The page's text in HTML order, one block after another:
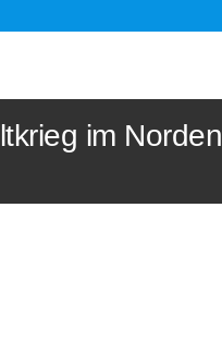
im Norden